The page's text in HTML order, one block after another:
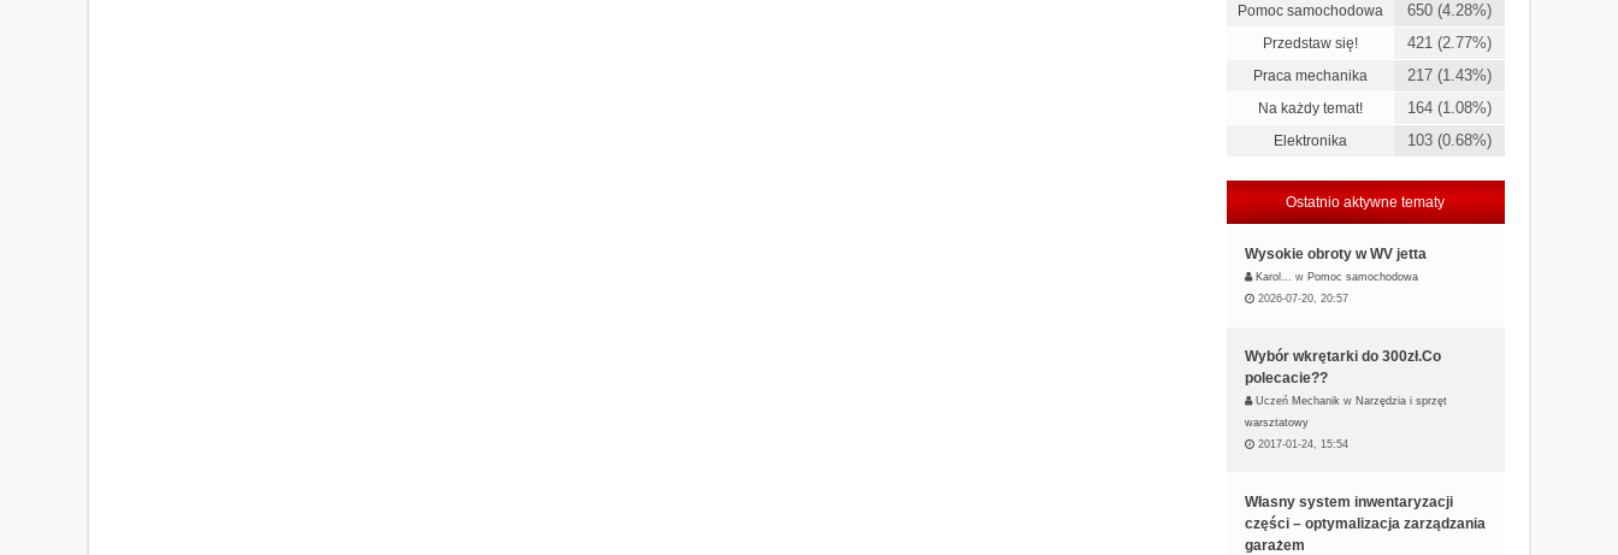
Pomoc samochodowa
650 (4.28%)
Przedstaw się! 421 (2.77%)
Praca mechanika 217 (1.43%)
Na każdy temat! 164 (1.08%)
Elektronika 103 (0.68%)
Ostatnio aktywne tematy
Wysokie obroty w WV jetta
Karol… w Pomoc samochodowa
2026-07-20, 20:57
Wybór wkrętarki do 300zł.Co
polecacie??
Uczeń Mechanik w Narzędzia i sprzęt
warsztatowy
2017-01-24, 15:54
Własny system inwentaryzacji
części – optymalizacja zarządzania
garażem